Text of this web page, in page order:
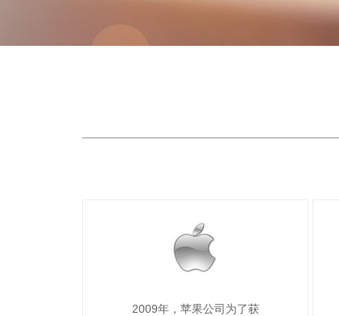
2009年，苹果公司为了获